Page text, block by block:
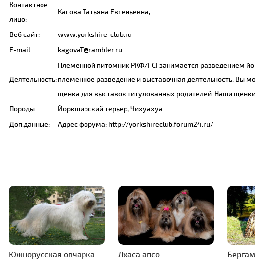
Контактное
лицо:
Кагова Татьяна Евгеньевна,
Веб сайт:
www.yorkshire-club.ru
E-mail:
kagovaT@rambler.ru
Деятельность:
Племенной питомник РКФ/FCI занимается разведением
племенное разведение и выставочная деятельность. Вы
щенка для выставок титулованных родителей. Наши
Породы:
Йоркширский терьер, Чихуахуа
Доп.данные:
Адрес форума: http://yorkshireclub.forum24.ru/
Южнорусская овчарка Лхаса апсо